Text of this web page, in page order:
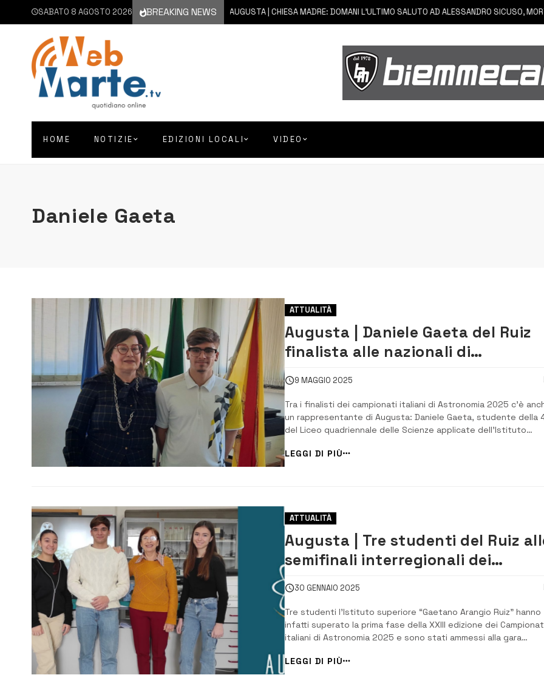
SABATO 8 AGOSTO 2026 BREAKING NEWS
8 AGOSTO 2026 AUGUSTA | CHIESA MADRE: DOMANI L’ULTIMO SALUTO AD ALESSANDRO SICUSO, MORTO
HOME NOTIZIE EDIZIONI LOCALI VIDEO
Daniele Gaeta
ATTUALITÀ
Augusta | Daniele Gaeta del Ruiz
finalista alle nazionali di
astronomia
9 MAGGIO 2025
Tra i finalisti dei campionati italiani di Astronomia 2025 c’è
un rappresentante di Augusta: Daniele Gaeta, studente della
del Liceo quadriennale delle Scienze applicate dell’Istituto
fase interregionale nella categoria Senior, conquistando così un
posto nella fase final...
LEGGI DI PIÙ
ATTUALITÀ
Augusta | Tre studenti del Ruiz
semifinali interregionali dei
Campionati di Astronomia
30 GENNAIO 2025
Tre studenti l’Istituto superiore “Gaetano Arangio Ruiz” hanno
infatti superato la prima fase della XXIII edizione dei
italiani di Astronomia 2025 e sono stati ammessi alla gara
1AL, entrambe del Liceo scientifico delle Scienze applicate per
categoria Junior, 2 e ...
LEGGI DI PIÙ